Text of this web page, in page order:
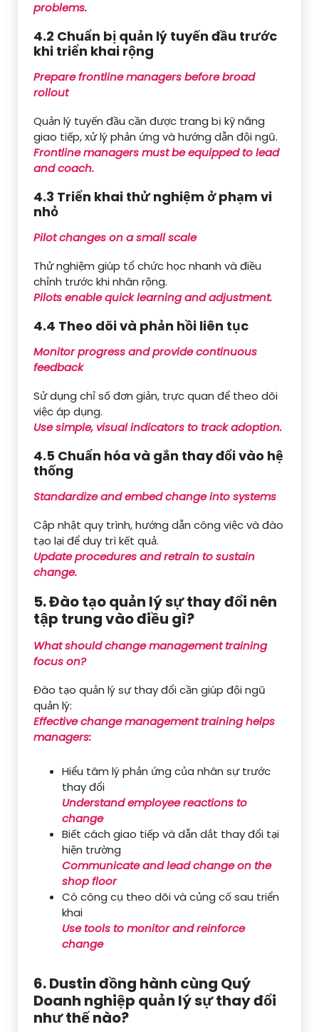
problems.
4.2 Chuẩn bị quản lý tuyến đầu trước
khi triển khai rộng
Prepare frontline managers before broad
rollout
Quản lý tuyến đầu cần được trang bị kỹ năng
giao tiếp, xử lý phản ứng và hướng dẫn đội ngũ.
Frontline managers must be equipped to lead
and coach.
4.3 Triển khai thử nghiệm ở phạm vi
nhỏ
Pilot changes on a small scale
Thử nghiệm giúp tổ chức học nhanh và điều
chỉnh trước khi nhân rộng.
Pilots enable quick learning and adjustment.
4.4 Theo dõi và phản hồi liên tục
Monitor progress and provide continuous
feedback
Sử dụng chỉ số đơn giản, trực quan để theo dõi
việc áp dụng.
Use simple, visual indicators to track adoption.
4.5 Chuẩn hóa và gắn thay đổi vào hệ
thống
Standardize and embed change into systems
Cập nhật quy trình, hướng dẫn công việc và đào
tạo lại để duy trì kết quả.
Update procedures and retrain to sustain
change.
5. Đào tạo quản lý sự thay đổi nên
tập trung vào điều gì?
What should change management training
focus on?
Đào tạo quản lý sự thay đổi cần giúp đội ngũ
quản lý:
Effective change management training helps
managers:
Hiểu tâm lý phản ứng của nhân sự trước
thay đổi
Understand employee reactions to
change
Biết cách giao tiếp và dẫn dắt thay đổi tại
hiện trường
Communicate and lead change on the
shop floor
Có công cụ theo dõi và củng cố sau triển
khai
Use tools to monitor and reinforce
change
6. Dustin đồng hành cùng Quý
Doanh nghiệp quản lý sự thay đổi
như thế nào?